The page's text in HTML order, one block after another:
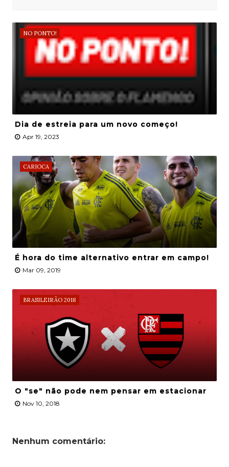
NO PONTO!
Dia de estreia para um novo começo!
Apr 19, 2023
CARIOCA
É hora do time alternativo entrar em campo!
Mar 09, 2019
BRASILEIRÃO 2018
O "se" não pode nem pensar em estacionar
Nov 10, 2018
Nenhum comentário: